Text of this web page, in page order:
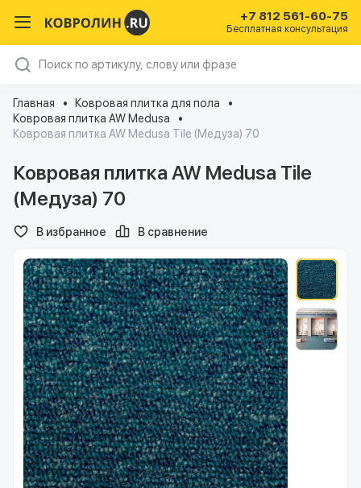
+7 812 561-60-75
Бесплатная консультация
Главная
Ковровая плитка для пола
Ковровая плитка AW Medusa
Ковровая плитка AW Medusa Tile (Медуза) 70
Ковровая плитка AW Medusa Tile
(Медуза) 70
В избранное В сравнение